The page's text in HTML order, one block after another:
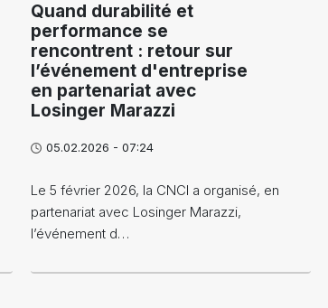
Quand durabilité et
performance se
rencontrent : retour sur
l’événement d'entreprise
en partenariat avec
Losinger Marazzi
05.02.2026 - 07:24
Le 5 février 2026, la CNCI a organisé, en
partenariat avec Losinger Marazzi,
l’événement d…